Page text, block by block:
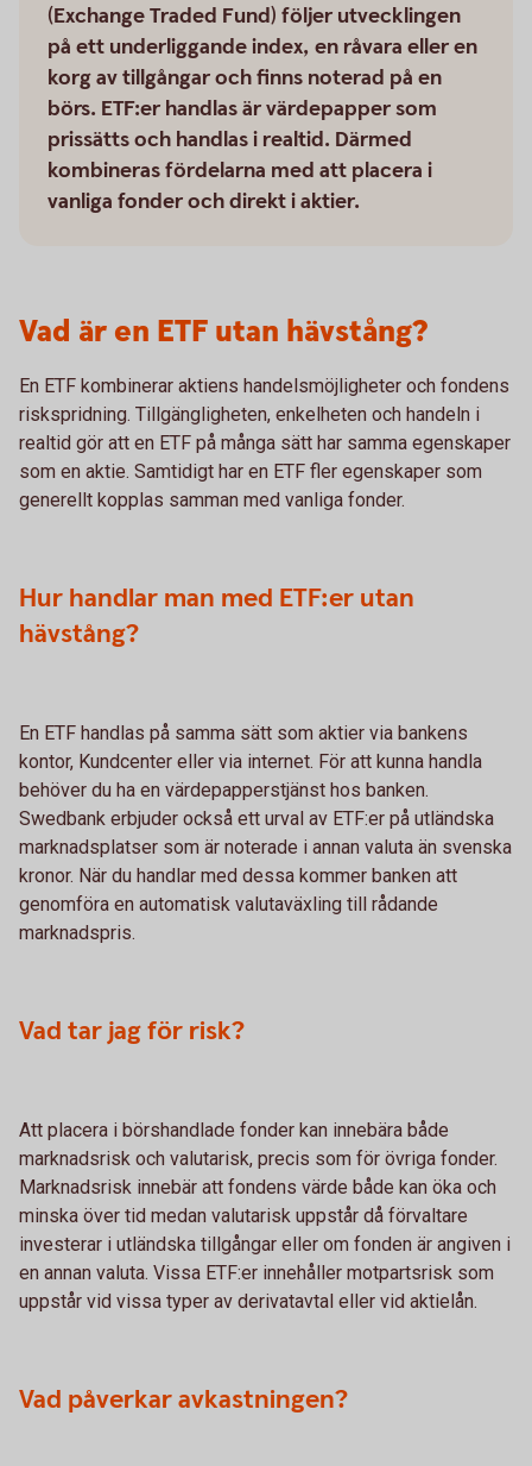
(Exchange Traded Fund) följer utvecklingen
på ett underliggande index, en råvara eller en
korg av tillgångar och finns noterad på en
börs. ETF:er handlas är värdepapper som
prissätts och handlas i realtid. Därmed
kombineras fördelarna med att placera i
vanliga fonder och direkt i aktier.
Vad är en ETF utan hävstång?
En ETF kombinerar aktiens handelsmöjligheter och fondens
riskspridning. Tillgängligheten, enkelheten och handeln i
realtid gör att en ETF på många sätt har samma egenskaper
som en aktie. Samtidigt har en ETF fler egenskaper som
generellt kopplas samman med vanliga fonder.
Hur handlar man med ETF:er utan
hävstång?
En ETF handlas på samma sätt som aktier via bankens
kontor, Kundcenter eller via internet. För att kunna handla
behöver du ha en värdepapperstjänst hos banken.
Swedbank erbjuder också ett urval av ETF:er på utländska
marknadsplatser som är noterade i annan valuta än svenska
kronor. När du handlar med dessa kommer banken att
genomföra en automatisk valutaväxling till rådande
marknadspris.
Vad tar jag för risk?
Att placera i börshandlade fonder kan innebära både
marknadsrisk och valutarisk, precis som för övriga fonder.
Marknadsrisk innebär att fondens värde både kan öka och
minska över tid medan valutarisk uppstår då förvaltare
investerar i utländska tillgångar eller om fonden är angiven i
en annan valuta. Vissa ETF:er innehåller motpartsrisk som
uppstår vid vissa typer av derivatavtal eller vid aktielån.
Vad påverkar avkastningen?